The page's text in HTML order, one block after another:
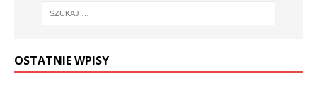
OSTATNIE WPISY